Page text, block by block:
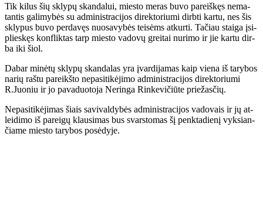
Tik ki­lus šių skly­pų skan­da­lui, mies­to me­ras bu­vo pa­reiš­kęs ne­ma­
tan­tis ga­li­my­bės su ad­mi­nist­ra­ci­jos di­rek­to­riu­mi dirb­ti kar­tu, nes šis
skly­pus bu­vo per­da­vęs nuo­sa­vy­bės tei­sėms at­kur­ti. Ta­čiau stai­ga įsi­
plies­kęs kon­flik­tas tarp mies­to va­do­vų grei­tai nu­ri­mo ir jie kar­tu dir­
ba iki šiol.
Da­bar mi­nė­tų skly­pų skan­da­las yra įvar­di­ja­mas kaip vie­na iš ta­ry­bos
na­rių raš­tu pa­reikš­to ne­pa­si­ti­kė­ji­mo ad­mi­nist­ra­ci­jos di­rek­to­riu­mi
R.Juo­niu ir jo pa­va­duo­to­ja Ne­rin­ga Rin­ke­vi­čiū­te prie­žas­čių.
Ne­pa­si­ti­kė­ji­mas šiais sa­vi­val­dy­bės ad­mi­nist­ra­ci­jos va­do­vais ir jų at­
lei­di­mo iš pa­rei­gų klau­si­mas bus svars­to­mas šį penk­ta­die­nį vyk­sian­
čia­me mies­to ta­ry­bos po­sė­dy­je.